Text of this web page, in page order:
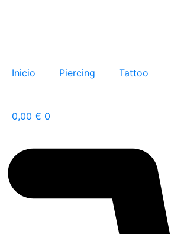
Inicio Piercing Tattoo
0,00 € 0